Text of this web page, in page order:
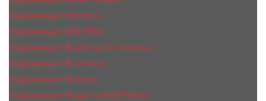
Парфюмерия Atkinsons
Парфюмерия Billie Eilish
Парфюмерия Boadicea the Victorious
Парфюмерия Boucheron
Парфюмерия Burberry
Парфюмерия Bvlgari Limited Edition